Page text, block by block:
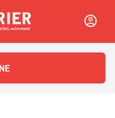
L'essentiel, autrement